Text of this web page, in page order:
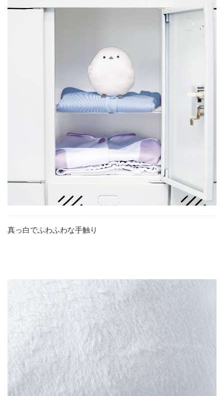
真っ白でふわふわな手触り